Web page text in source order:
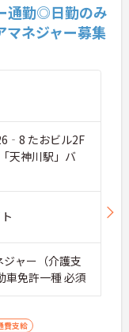
通勤◎日勤のみ
ネジャー募集
たおビル2F
天神川駅」バ
ジャー（介護支
免許一種 必須
費支給